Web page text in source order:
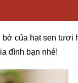
của hạt sen
đình bạn nhé!